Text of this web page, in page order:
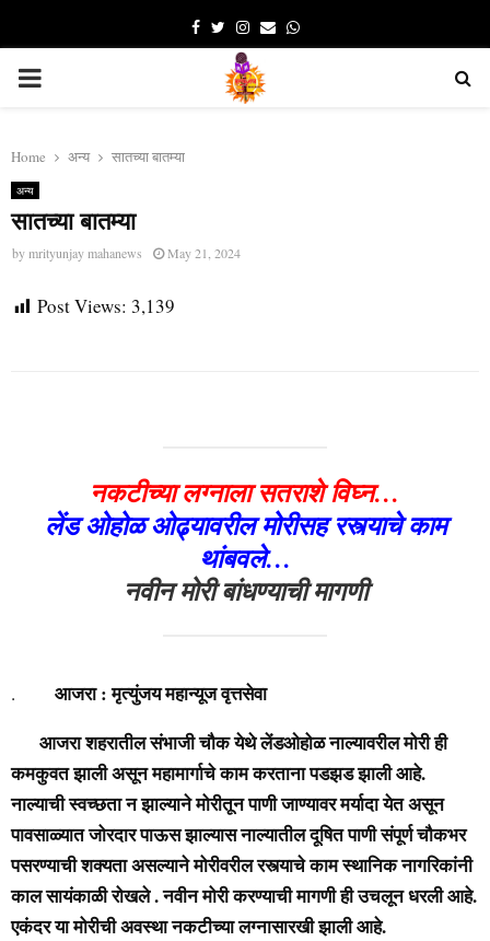
Facebook
TwitterInstagram
EmailWhatsapp
PRIMARY
Home अन्य सातच्या बातम्या
अन्य
सातच्या बातम्या
by mrityunjay mahanews May 21, 2024
Post Views: 3,139
नकटीच्या लग्नाला सतराशे विघ्न…
लेंड ओहोळ ओढ्यावरील मोरीसह रस्त्याचे काम
थांबवले…
नवीन मोरी बांधण्याची मागणी
. आजरा : मृत्युंजय महान्यूज वृत्तसेवा
आजरा शहरातील संभाजी चौक येथे लेंडओहोळ नाल्यावरील मोरी ही
कमकुवत झाली असून महामार्गाचे काम करताना पडझड झाली आहे.
नाल्याची स्वच्छता न झाल्याने मोरीतून पाणी जाण्यावर मर्यादा येत असून
पावसाळ्यात जोरदार पाऊस झाल्यास नाल्यातील दूषित पाणी संपूर्ण चौकभर
पसरण्याची शक्यता असल्याने मोरीवरील रस्त्याचे काम स्थानिक नागरिकांनी
काल सायंकाळी रोखले . नवीन मोरी करण्याची मागणी ही उचलून धरली आहे.
एकंदर या मोरीची अवस्था नकटीच्या लग्नासारखी झाली आहे.